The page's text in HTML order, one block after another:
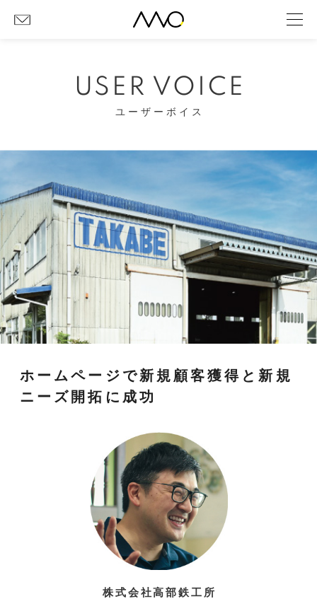
USER VOICE
ユーザーボイス
ホームページで新規顧客獲得と新規
ニーズ開拓に成功
株式会社高部鉄工所